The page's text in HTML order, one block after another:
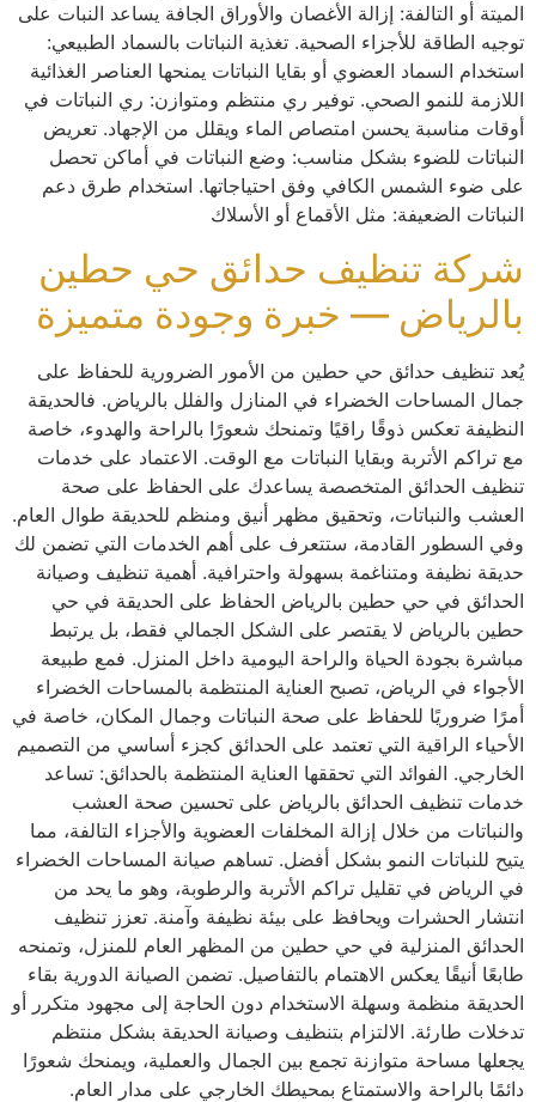
الميتة أو التالفة: إزالة الأغصان والأوراق الجافة يساعد النبات على
توجيه الطاقة للأجزاء الصحية. تغذية النباتات بالسماد الطبيعي:
استخدام السماد العضوي أو بقايا النباتات يمنحها العناصر الغذائية
اللازمة للنمو الصحي. توفير ري منتظم ومتوازن: ري النباتات في
أوقات مناسبة يحسن امتصاص الماء ويقلل من الإجهاد. تعريض
النباتات للضوء بشكل مناسب: وضع النباتات في أماكن تحصل
على ضوء الشمس الكافي وفق احتياجاتها. استخدام طرق دعم
النباتات الضعيفة: مثل الأقماع أو الأسلاك
شركة تنظيف حدائق حي حطين
بالرياض — خبرة وجودة متميزة
يُعد تنظيف حدائق حي حطين من الأمور الضرورية للحفاظ على
جمال المساحات الخضراء في المنازل والفلل بالرياض. فالحديقة
النظيفة تعكس ذوقًا راقيًا وتمنحك شعورًا بالراحة والهدوء، خاصة
مع تراكم الأتربة وبقايا النباتات مع الوقت. الاعتماد على خدمات
تنظيف الحدائق المتخصصة يساعدك على الحفاظ على صحة
العشب والنباتات، وتحقيق مظهر أنيق ومنظم للحديقة طوال العام.
وفي السطور القادمة، ستتعرف على أهم الخدمات التي تضمن لك
حديقة نظيفة ومتناغمة بسهولة واحترافية. أهمية تنظيف وصيانة
الحدائق في حي حطين بالرياض الحفاظ على الحديقة في حي
حطين بالرياض لا يقتصر على الشكل الجمالي فقط، بل يرتبط
مباشرة بجودة الحياة والراحة اليومية داخل المنزل. فمع طبيعة
الأجواء في الرياض، تصبح العناية المنتظمة بالمساحات الخضراء
أمرًا ضروريًا للحفاظ على صحة النباتات وجمال المكان، خاصة في
الأحياء الراقية التي تعتمد على الحدائق كجزء أساسي من التصميم
الخارجي. الفوائد التي تحققها العناية المنتظمة بالحدائق: تساعد
خدمات تنظيف الحدائق بالرياض على تحسين صحة العشب
والنباتات من خلال إزالة المخلفات العضوية والأجزاء التالفة، مما
يتيح للنباتات النمو بشكل أفضل. تساهم صيانة المساحات الخضراء
في الرياض في تقليل تراكم الأتربة والرطوبة، وهو ما يحد من
انتشار الحشرات ويحافظ على بيئة نظيفة وآمنة. تعزز تنظيف
الحدائق المنزلية في حي حطين من المظهر العام للمنزل، وتمنحه
طابعًا أنيقًا يعكس الاهتمام بالتفاصيل. تضمن الصيانة الدورية بقاء
الحديقة منظمة وسهلة الاستخدام دون الحاجة إلى مجهود متكرر أو
تدخلات طارئة. الالتزام بتنظيف وصيانة الحديقة بشكل منتظم
يجعلها مساحة متوازنة تجمع بين الجمال والعملية، ويمنحك شعورًا
دائمًا بالراحة والاستمتاع بمحيطك الخارجي على مدار العام.